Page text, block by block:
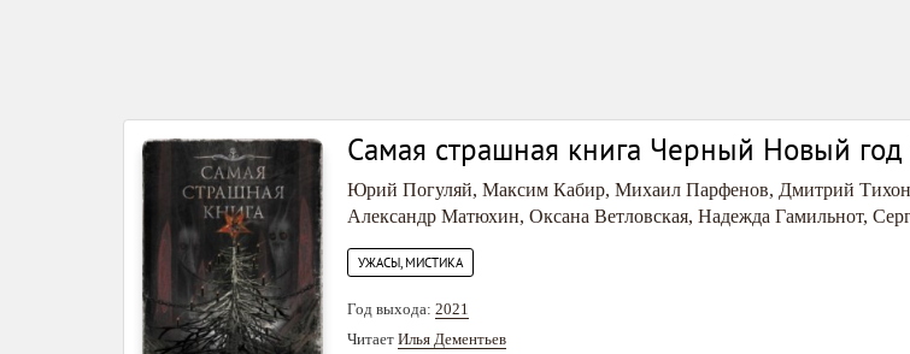
Самая страшная книга Черный Новый
Юрий Погуляй, Максим Кабир, Михаил Парфенов, Дмитрий
Александр Матюхин, Оксана Ветловская, Надежда Гамильнот,
УЖАСЫ, МИСТИКА
Год выхода: 2021
Читает Илья Дементьев